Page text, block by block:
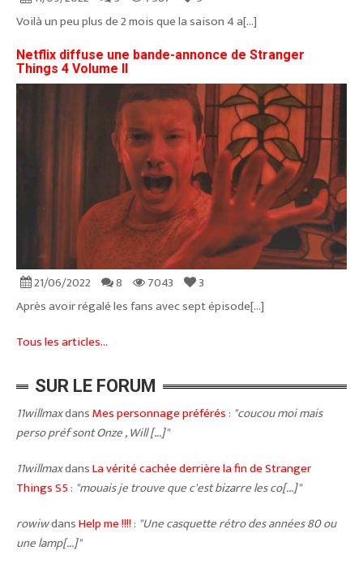
Voilà un peu plus de 2 mois que la saison 4 a[...]
Netflix diffuse une bande-annonce de Stranger
Things 4 Volume II
21/06/2022 8 7043
3
Après avoir régalé les fans avec sept épisode[...]
Tous les articles...
SUR LE FORUM
11willmaxdansMes personnage préférés : "coucou moi mais
perso préf sont Onze , Will [...]"
11willmaxdansLa vérité cachée derrière la fin de Stranger
Things S5 : "mouais je trouve que c'est bizarre les co[...]"
rowiwdansHelp me !!!!: "Une casquette rétro des années 80 ou
une lamp[...]"